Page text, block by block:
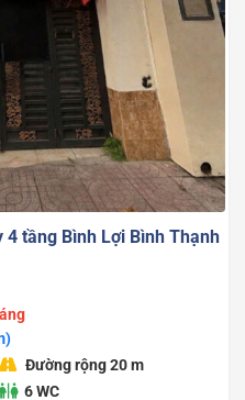
4 tầng Bình Lợi Bình Thạnh
Đường rộng 20 m
6 WC